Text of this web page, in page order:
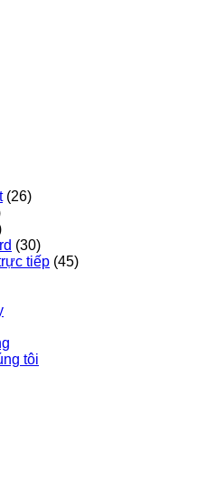
(26)
(30)
tiếp (45)
tôi